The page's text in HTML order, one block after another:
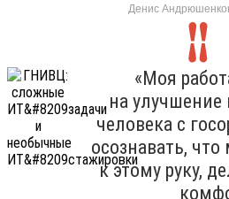
Денис
«Моя
на улучшение
человека с
осознавать,
к этому руку,